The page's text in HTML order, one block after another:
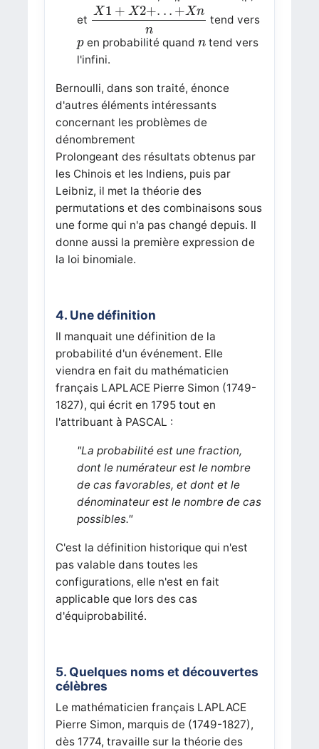
et
X 1 + X2+. . . +Xn
n
X1+ X +... + X n
tend vers
p
pen probabilité quand n
ntend vers
l'infini.
Bernoulli, dans son traité, énonce
d'autres éléments intéressants
concernant les problèmes de
dénombrement
Prolongeant des résultats obtenus par
les Chinois et les Indiens, puis par
Leibniz, il met la théorie des
permutations et des combinaisons sous
une forme qui n'a pas changé depuis. Il
donne aussi la première expression de
la loi binomiale.
4. Une définition
Il manquait une définition de la
probabilité d'un événement. Elle
viendra en fait du mathématicien
français LAPLACE Pierre Simon (1749-
1827), qui écrit en 1795 tout en
l'attribuant à PASCAL :
"La probabilité est une fraction,
dont le numérateur est le nombre
de cas favorables, et dont et le
dénominateur est le nombre de cas
possibles."
C'est la définition historique qui n'est
pas valable dans toutes les
configurations, elle n'est en fait
applicable que lors des cas
d'équiprobabilité.
5. Quelques noms et découvertes
célèbres
Le mathématicien français LAPLACE
Pierre Simon, marquis de (1749-1827),
dès 1774, travaille sur la théorie des